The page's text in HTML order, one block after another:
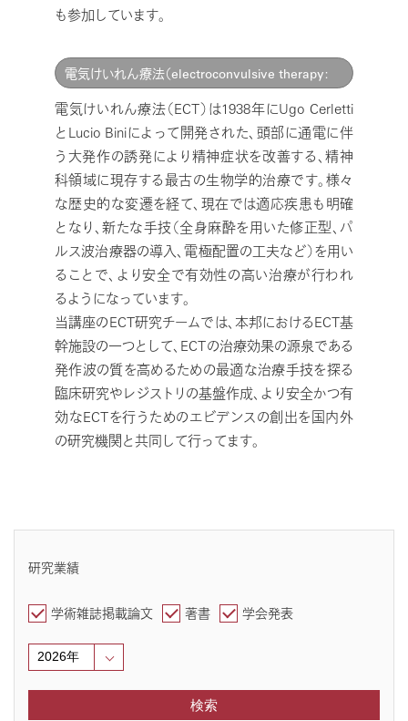
も参加しています。
電気けいれん療法（electroconvulsive therapy:
ECT）における最適手技の開発と同定
電気けいれん療法（ECT）は1938年にUgo Cerletti
とLucio Biniによって開発された、頭部に通電に伴
う大発作の誘発により精神症状を改善する、精神
科領域に現存する最古の生物学的治療です。様々
な歴史的な変遷を経て、現在では適応疾患も明確
となり、新たな手技（全身麻酔を用いた修正型、パ
ルス波治療器の導入、電極配置の工夫など）を用い
ることで、より安全で有効性の高い治療が行われ
るようになっています。
当講座のECT研究チームでは、本邦におけるECT基
幹施設の一つとして、ECTの治療効果の源泉である
発作波の質を高めるための最適な治療手技を探る
臨床研究やレジストリの基盤作成、より安全かつ有
効なECTを行うためのエビデンスの創出を国内外
の研究機関と共同して行ってます。
研究業績
学術雑誌掲載論文 著書 学会発表
検索